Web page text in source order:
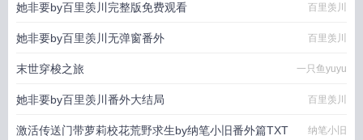
她非要by百里羡川完整版免费观看 百里羡川
她非要by百里羡川无弹窗番外 百里羡川
末世穿梭之旅 一只鱼yuyu
她非要by百里羡川番外大结局 百里羡川
激活传送门带萝莉校花荒野求生by纳笔小旧番外篇TXT 纳笔小旧